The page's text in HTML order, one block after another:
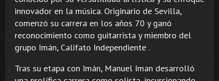
innovador en la música. Originario de Sevilla,
comenzó su carrera en los años 70 y ganó
reconocimiento como guitarrista y miembro del
grupo Imán, Califato Independiente .
Tras su etapa con Imán, Manuel Iman desarrolló